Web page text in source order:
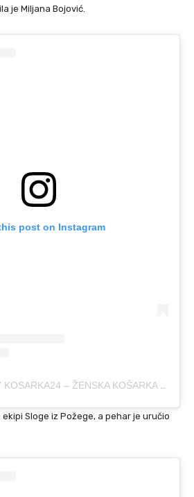
je Miljana Bojović.
post on Instagram
A POST SHARED BY KOSARKA24 – ŽENSKA KOŠARKA (@KOSARKA24SRBIJA)
Sloge iz Požege, a pehar je uručio